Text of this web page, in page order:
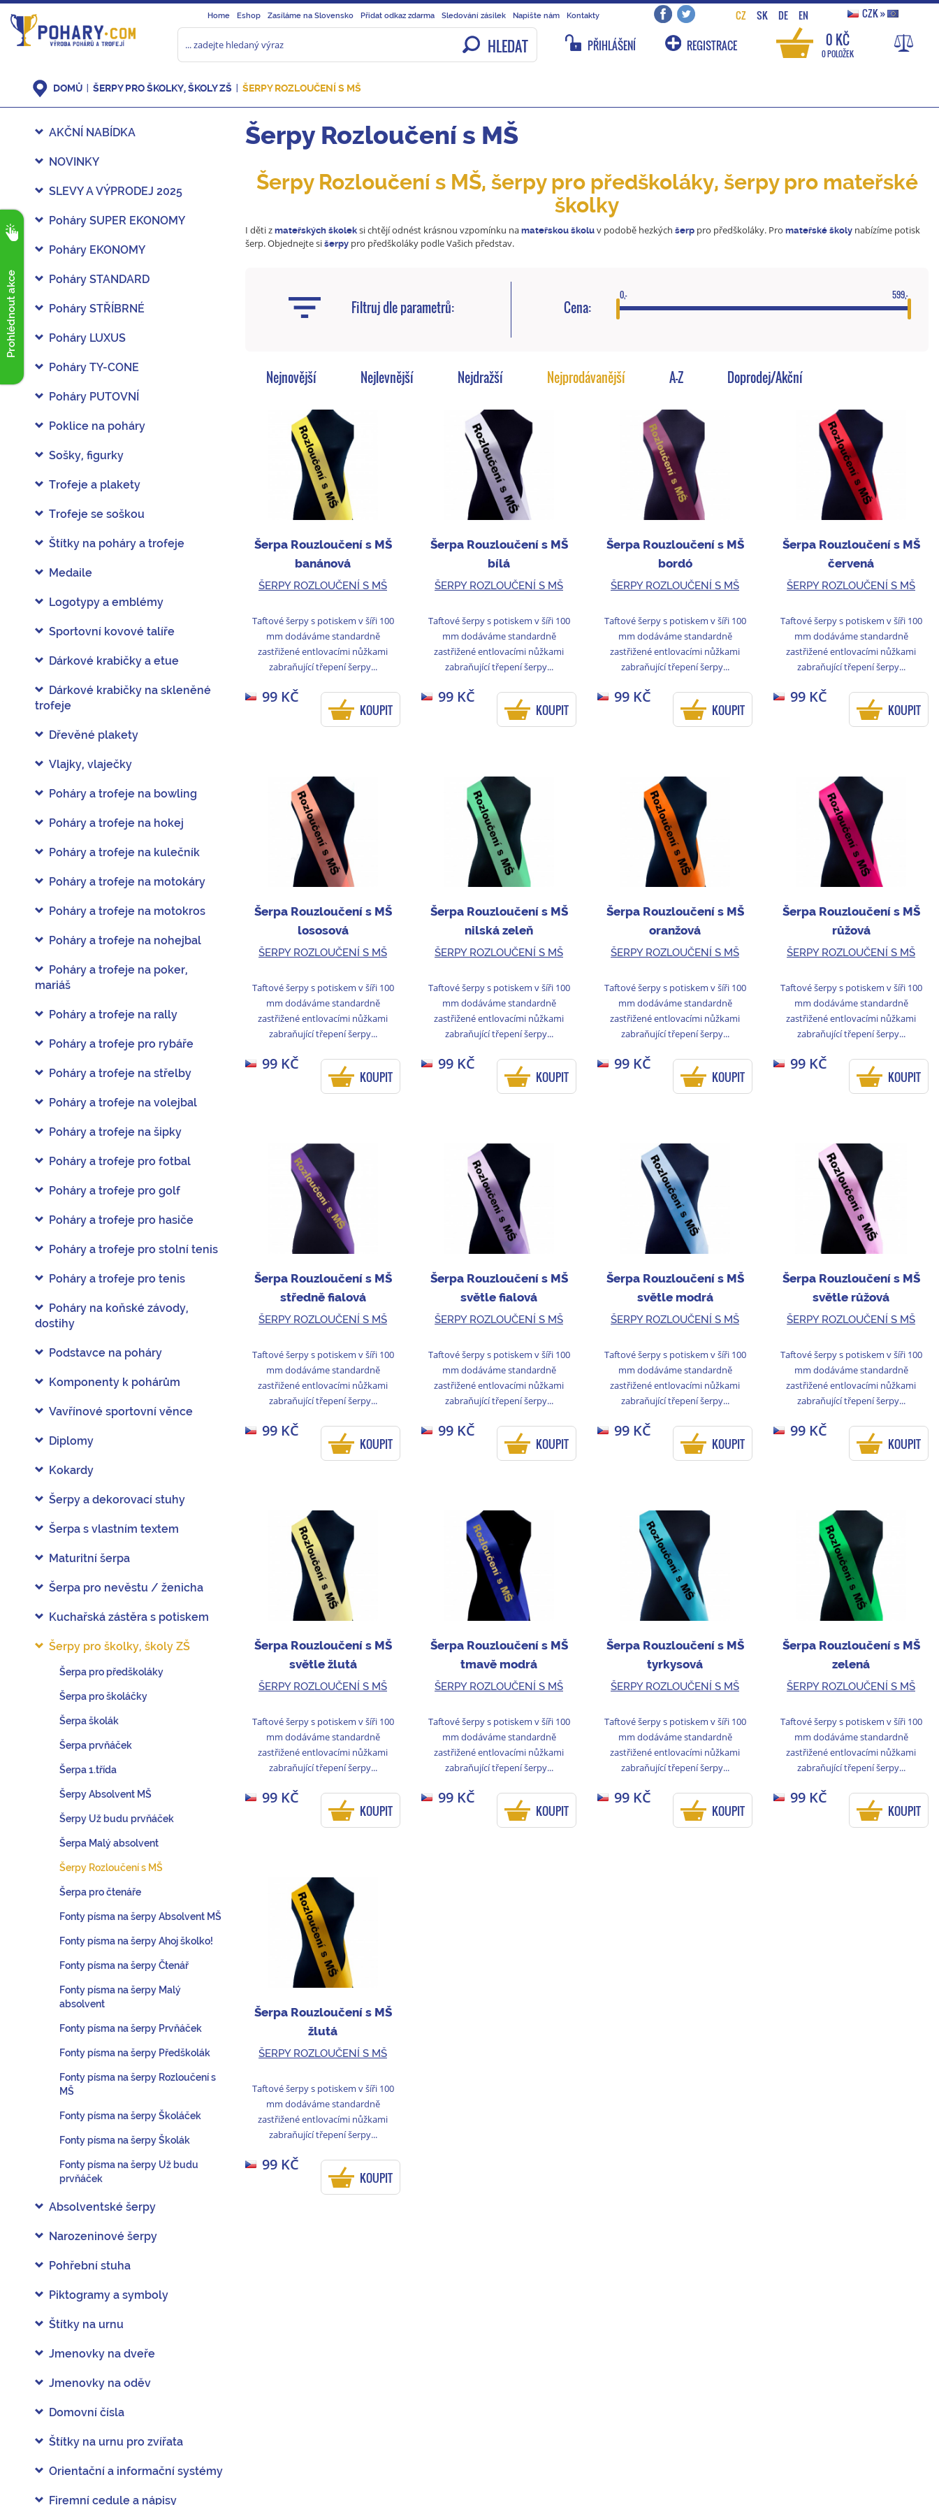
Home Eshop Zasíláme na Slovensko Přidat odkaz zdarma Sledování zásilek Napište nám Kontakty CZ SK DE EN CZK»
HLEDAT PŘIHLÁŠENÍ REGISTRACE 0 KČ
0 POLOŽEK
Prohlédnout akce
DOMŮ ŠERPY PRO ŠKOLKY, ŠKOLY ZŠ ŠERPY ROZLOUČENÍ S MŠ
AKČNÍ NABÍDKA
NOVINKY
SLEVY A VÝPRODEJ 2025
Poháry SUPER EKONOMY
Poháry EKONOMY
Poháry STANDARD
Poháry STŘÍBRNÉ
Poháry LUXUS
Poháry TY-CONE
Poháry PUTOVNÍ
Poklice na poháry
Sošky, figurky
Trofeje a plakety
Trofeje se soškou
Štítky na poháry a trofeje
Medaile
Logotypy a emblémy
Sportovní kovové talíře
Dárkové krabičky a etue
Dárkové krabičky na skleněné
trofeje
Dřevěné plakety
Vlajky, vlaječky
Poháry a trofeje na bowling
Poháry a trofeje na hokej
Poháry a trofeje na kulečník
Poháry a trofeje na motokáry
Poháry a trofeje na motokros
Poháry a trofeje na nohejbal
Poháry a trofeje na poker,
mariáš
Poháry a trofeje na rally
Poháry a trofeje pro rybáře
Poháry a trofeje na střelby
Poháry a trofeje na volejbal
Poháry a trofeje na šipky
Poháry a trofeje pro fotbal
Poháry a trofeje pro golf
Poháry a trofeje pro hasiče
Poháry a trofeje pro stolní tenis
Poháry a trofeje pro tenis
Poháry na koňské závody,
dostihy
Podstavce na poháry
Komponenty k pohárům
Vavřínové sportovní věnce
Diplomy
Kokardy
Šerpy a dekorovací stuhy
Šerpa s vlastním textem
Maturitní šerpa
Šerpa pro nevěstu / ženicha
Kuchařská zástěra s potiskem
Šerpy pro školky, školy ZŠ
Šerpa pro předškoláky
Šerpa pro školáčky
Šerpa školák
Šerpa prvňáček
Šerpa 1.třída
Šerpy Absolvent MŠ
Šerpy Už budu prvňáček
Šerpa Malý absolvent
Šerpy Rozloučení s MŠ
Šerpa pro čtenáře
Fonty písma na šerpy Absolvent MŠ
Fonty písma na šerpy Ahoj školko!
Fonty písma na šerpy Čtenář
Fonty písma na šerpy Malý
absolvent
Fonty písma na šerpy Prvňáček
Fonty písma na šerpy Předškolák
Fonty písma na šerpy Rozloučení s
MŠ
Fonty písma na šerpy Školáček
Fonty písma na šerpy Školák
Fonty písma na šerpy Už budu
prvňáček
Absolventské šerpy
Narozeninové šerpy
Pohřební stuha
Piktogramy a symboly
Štítky na urnu
Jmenovky na dveře
Jmenovky na oděv
Domovní čísla
Štítky na urnu pro zvířata
Orientační a informační systémy
Firemní cedule a nápisy
Šerpy Rozloučení s MŠ
Šerpy Rozloučení s MŠ, šerpy pro předškoláky, šerpy pro mateřské
školky
I děti z mateřských školek si chtějí odnést krásnou vzpomínku na mateřskou školu v podobě hezkých šerp pro předškoláky. Pro mateřské školy nabízíme potisk
šerp. Objednejte si šerpy pro předškoláky podle Vašich představ.
Filtruj dle parametrů: Cena:
0,- 599,-
Nejnovější Nejlevnější Nejdražší Nejprodávanější A-Z Doprodej/Akční
Šerpa Rouzloučení s MŠ
banánová
ŠERPY ROZLOUČENÍ S MŠ
Taftové šerpy s potiskem v šíři 100
mm dodáváme standardně
zastřižené entlovacími nůžkami
zabraňující třepení šerpy...
99 KČ
KOUPIT
Šerpa Rouzloučení s MŠ
bílá
ŠERPY ROZLOUČENÍ S MŠ
Taftové šerpy s potiskem v šíři 100
mm dodáváme standardně
zastřižené entlovacími nůžkami
zabraňující třepení šerpy...
99 KČ
KOUPIT
Šerpa Rouzloučení s MŠ
bordó
ŠERPY ROZLOUČENÍ S MŠ
Taftové šerpy s potiskem v šíři 100
mm dodáváme standardně
zastřižené entlovacími nůžkami
zabraňující třepení šerpy...
99 KČ
KOUPIT
Šerpa Rouzloučení s MŠ
červená
ŠERPY ROZLOUČENÍ S MŠ
Taftové šerpy s potiskem v šíři 100
mm dodáváme standardně
zastřižené entlovacími nůžkami
zabraňující třepení šerpy...
99 KČ
KOUPIT
Šerpa Rouzloučení s MŠ
lososová
ŠERPY ROZLOUČENÍ S MŠ
Taftové šerpy s potiskem v šíři 100
mm dodáváme standardně
zastřižené entlovacími nůžkami
zabraňující třepení šerpy...
99 KČ
KOUPIT
Šerpa Rouzloučení s MŠ
nilská zeleň
ŠERPY ROZLOUČENÍ S MŠ
Taftové šerpy s potiskem v šíři 100
mm dodáváme standardně
zastřižené entlovacími nůžkami
zabraňující třepení šerpy...
99 KČ
KOUPIT
Šerpa Rouzloučení s MŠ
oranžová
ŠERPY ROZLOUČENÍ S MŠ
Taftové šerpy s potiskem v šíři 100
mm dodáváme standardně
zastřižené entlovacími nůžkami
zabraňující třepení šerpy...
99 KČ
KOUPIT
Šerpa Rouzloučení s MŠ
růžová
ŠERPY ROZLOUČENÍ S MŠ
Taftové šerpy s potiskem v šíři 100
mm dodáváme standardně
zastřižené entlovacími nůžkami
zabraňující třepení šerpy...
99 KČ
KOUPIT
Šerpa Rouzloučení s MŠ
středně fialová
ŠERPY ROZLOUČENÍ S MŠ
Taftové šerpy s potiskem v šíři 100
mm dodáváme standardně
zastřižené entlovacími nůžkami
zabraňující třepení šerpy...
99 KČ
KOUPIT
Šerpa Rouzloučení s MŠ
světle fialová
ŠERPY ROZLOUČENÍ S MŠ
Taftové šerpy s potiskem v šíři 100
mm dodáváme standardně
zastřižené entlovacími nůžkami
zabraňující třepení šerpy...
99 KČ
KOUPIT
Šerpa Rouzloučení s MŠ
světle modrá
ŠERPY ROZLOUČENÍ S MŠ
Taftové šerpy s potiskem v šíři 100
mm dodáváme standardně
zastřižené entlovacími nůžkami
zabraňující třepení šerpy...
99 KČ
KOUPIT
Šerpa Rouzloučení s MŠ
světle růžová
ŠERPY ROZLOUČENÍ S MŠ
Taftové šerpy s potiskem v šíři 100
mm dodáváme standardně
zastřižené entlovacími nůžkami
zabraňující třepení šerpy...
99 KČ
KOUPIT
Šerpa Rouzloučení s MŠ
světle žlutá
ŠERPY ROZLOUČENÍ S MŠ
Taftové šerpy s potiskem v šíři 100
mm dodáváme standardně
zastřižené entlovacími nůžkami
zabraňující třepení šerpy...
99 KČ
KOUPIT
Šerpa Rouzloučení s MŠ
tmavě modrá
ŠERPY ROZLOUČENÍ S MŠ
Taftové šerpy s potiskem v šíři 100
mm dodáváme standardně
zastřižené entlovacími nůžkami
zabraňující třepení šerpy...
99 KČ
KOUPIT
Šerpa Rouzloučení s MŠ
tyrkysová
ŠERPY ROZLOUČENÍ S MŠ
Taftové šerpy s potiskem v šíři 100
mm dodáváme standardně
zastřižené entlovacími nůžkami
zabraňující třepení šerpy...
99 KČ
KOUPIT
Šerpa Rouzloučení s MŠ
zelená
ŠERPY ROZLOUČENÍ S MŠ
Taftové šerpy s potiskem v šíři 100
mm dodáváme standardně
zastřižené entlovacími nůžkami
zabraňující třepení šerpy...
99 KČ
KOUPIT
Šerpa Rouzloučení s MŠ
žlutá
ŠERPY ROZLOUČENÍ S MŠ
Taftové šerpy s potiskem v šíři 100
mm dodáváme standardně
zastřižené entlovacími nůžkami
zabraňující třepení šerpy...
99 KČ
KOUPIT